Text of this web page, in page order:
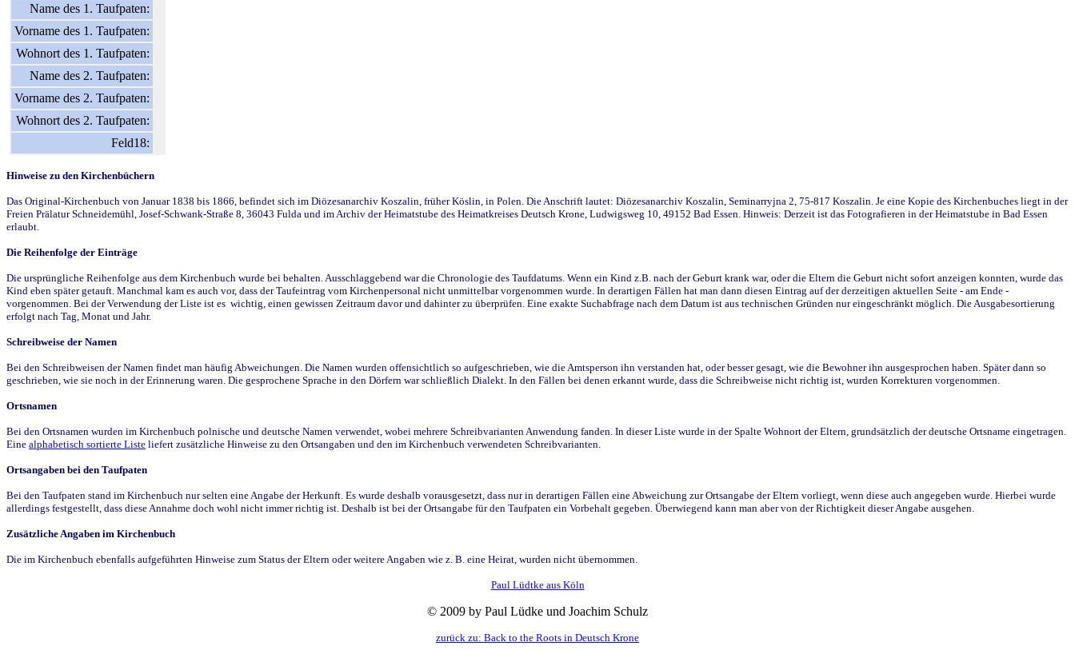
Name des 1. Taufpaten:
Vorname des 1. Taufpaten:
Wohnort des 1. Taufpaten:
Name des 2. Taufpaten:
Vorname des 2. Taufpaten:
Wohnort des 2. Taufpaten:
Feld18:
Hinweise zu den Kirchenbüchern
Das Original-Kirchenbuch von Januar 1838 bis 1866, befindet sich im Diözesanarchiv Koszalin, früher Köslin, in Polen. Die Anschrift lautet: Diözesanarchiv Koszalin, Seminarryjna 2, 75-817 Koszalin. Je eine Kopie des Kirchenbuches liegt in der
Freien Prälatur Schneidemühl, Josef-Schwank-Straße 8, 36043 Fulda und im Archiv der Heimatstube des Heimatkreises Deutsch Krone, Ludwigsweg 10, 49152 Bad Essen. Hinweis: Derzeit ist das Fotografieren in der Heimatstube in Bad Essen
erlaubt.
Die Reihenfolge der Einträge
Die ursprüngliche Reihenfolge aus dem Kirchenbuch wurde bei behalten. Ausschlaggebend war die Chronologie des Taufdatums. Wenn ein Kind z.B. nach der Geburt krank war, oder die Eltern die Geburt nicht sofort anzeigen konnten, wurde das
Kind eben später getauft. Manchmal kam es auch vor, dass der Taufeintrag vom Kirchenpersonal nicht unmittelbar vorgenommen wurde. In derartigen Fällen hat man dann diesen Eintrag auf der derzeitigen aktuellen Seite - am Ende -
vorgenommen. Bei der Verwendung der Liste ist es wichtig, einen gewissen Zeitraum davor und dahinter zu überprüfen. Eine exakte Suchabfrage nach dem Datum ist aus technischen Gründen nur eingeschränkt möglich. Die Ausgabesortierung
erfolgt nach Tag, Monat und Jahr.
Schreibweise der Namen
Bei den Schreibweisen der Namen findet man häufig Abweichungen. Die Namen wurden offensichtlich so aufgeschrieben, wie die Amtsperson ihn verstanden hat, oder besser gesagt, wie die Bewohner ihn ausgesprochen haben. Später dann so
geschrieben, wie sie noch in der Erinnerung waren. Die gesprochene Sprache in den Dörfern war schließlich Dialekt. In den Fällen bei denen erkannt wurde, dass die Schreibweise nicht richtig ist, wurden Korrekturen vorgenommen.
Ortsnamen
Bei den Ortsnamen wurden im Kirchenbuch polnische und deutsche Namen verwendet, wobei mehrere Schreibvarianten Anwendung fanden. In dieser Liste wurde in der Spalte Wohnort der Eltern, grundsätzlich der deutsche Ortsname eingetragen.
Eine alphabetisch sortierte Liste liefert zusätzliche Hinweise zu den Ortsangaben und den im Kirchenbuch verwendeten Schreibvarianten.
Ortsangaben bei den Taufpaten
Bei den Taufpaten stand im Kirchenbuch nur selten eine Angabe der Herkunft. Es wurde deshalb vorausgesetzt, dass nur in derartigen Fällen eine Abweichung zur Ortsangabe der Eltern vorliegt, wenn diese auch angegeben wurde. Hierbei wurde
allerdings festgestellt, dass diese Annahme doch wohl nicht immer richtig ist. Deshalb ist bei der Ortsangabe für den Taufpaten ein Vorbehalt gegeben. Überwiegend kann man aber von der Richtigkeit dieser Angabe ausgehen.
Zusätzliche Angaben im Kirchenbuch
Die im Kirchenbuch ebenfalls aufgeführten Hinweise zum Status der Eltern oder weitere Angaben wie z. B. eine Heirat, wurden nicht übernommen.
Paul Lüdtke aus Köln
© 2009 by Paul Lüdke und Joachim Schulz
zurück zu: Back to the Roots in Deutsch Krone